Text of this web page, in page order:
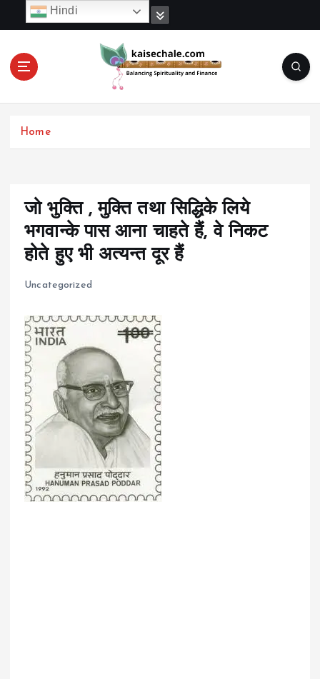
c
Home
जो भुक्ति , मुक्ति तथा सिद्धिके लिये
भगवान्के पास आना चाहते हैं, वे निकट
होते हुए भी अत्यन्त दूर हैं
Uncategorized
Hindi